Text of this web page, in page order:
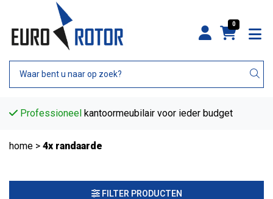
0
Professioneel kantoormeubilair voor ieder budget
home > 4x randaarde
FILTER PRODUCTEN